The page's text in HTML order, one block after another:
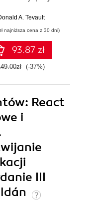
którym
i
każde
zadanie
A. Tevault
najniższa cena z 30 dni)
93.87 zł
(-37%)
React
i
III